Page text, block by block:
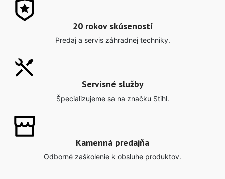
20 rokov skúseností
Predaj a servis záhradnej techniky.
Servisné služby
Špecializujeme sa na značku Stihl.
Kamenná predajňa
Odborné zaškolenie k obsluhe produktov.